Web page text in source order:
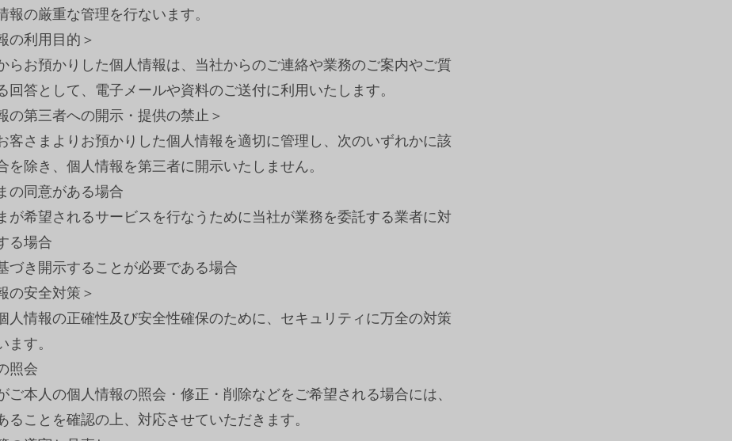
報の厳重な管理を行ないます。
の利用目的＞
らお預かりした個人情報は、当社からのご連絡や業務のご案内やご質
回答として、電子メールや資料のご送付に利用いたします。
の第三者への開示・提供の禁止＞
客さまよりお預かりした個人情報を適切に管理し、次のいずれかに該
を除き、個人情報を第三者に開示いたしません。
の同意がある場合
が希望されるサービスを行なうために当社が業務を委託する業者に対
る場合
づき開示することが必要である場合
の安全対策＞
人情報の正確性及び安全性確保のために、セキュリティに万全の対策
ます。
照会
ご本人の個人情報の照会・修正・削除などをご希望される場合には、
ることを確認の上、対応させていただきます。